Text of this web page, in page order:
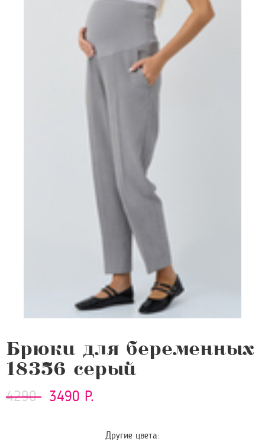
Брюки для беременных
18356 серый
4290 3490 Р.
Другие цвета: